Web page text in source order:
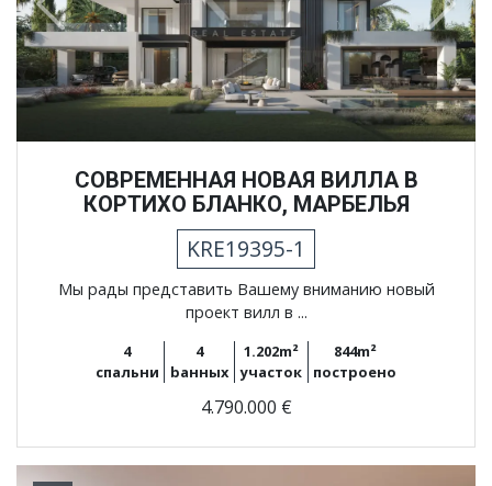
Previous Next
СОВРЕМЕННАЯ НОВАЯ ВИЛЛА В
КОРТИХО БЛАНКО, МАРБЕЛЬЯ
KRE19395-1
Мы рады представить Вашему вниманию новый
проект вилл в ...
4
спальни
4
bанных
1.202m²
участок
844m²
построено
4.790.000 €